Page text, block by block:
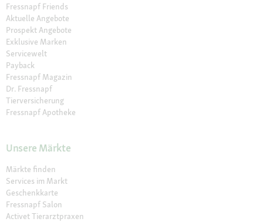
Fressnapf Friends
Aktuelle Angebote
Prospekt Angebote
Exklusive Marken
Servicewelt
Payback
Fressnapf Magazin
Dr. Fressnapf
Tierversicherung
Fressnapf Apotheke
Unsere Märkte
Märkte finden
Services im Markt
Geschenkkarte
Fressnapf Salon
Activet Tierarztpraxen